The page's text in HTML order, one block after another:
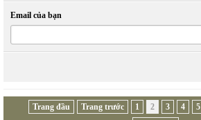
Email của bạn
Trang đầu Trang trước 1 2 3 4 5